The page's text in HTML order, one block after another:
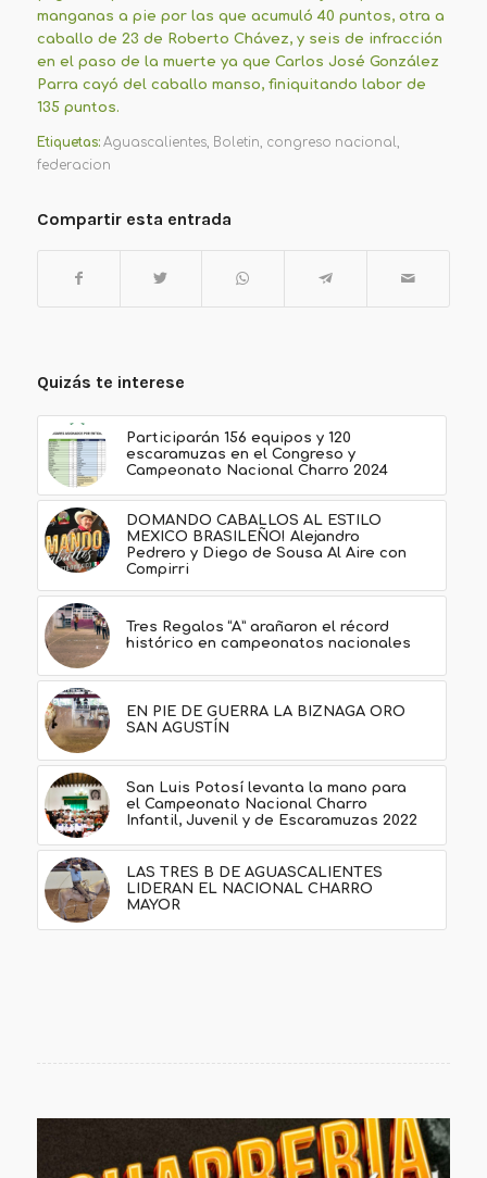
manganas a pie por las que acumuló 40 puntos, otra a
caballo de 23 de Roberto Chávez, y seis de infracción
en el paso de la muerte ya que Carlos José González
Parra cayó del caballo manso, finiquitando labor de
135 puntos.
Etiquetas: Aguascalientes, Boletin, congreso nacional,
federacion
Compartir esta entrada
Quizás te interese
Participarán 156 equipos y 120
escaramuzas en el Congreso y
Campeonato Nacional Charro 2024
DOMANDO CABALLOS AL ESTILO
MEXICO BRASILEÑO! Alejandro
Pedrero y Diego de Sousa Al Aire con
Compirri
Tres Regalos “A” arañaron el récord
histórico en campeonatos nacionales
EN PIE DE GUERRA LA BIZNAGA ORO
SAN AGUSTÍN
San Luis Potosí levanta la mano para
el Campeonato Nacional Charro
Infantil, Juvenil y de Escaramuzas 2022
LAS TRES B DE AGUASCALIENTES
LIDERAN EL NACIONAL CHARRO
MAYOR